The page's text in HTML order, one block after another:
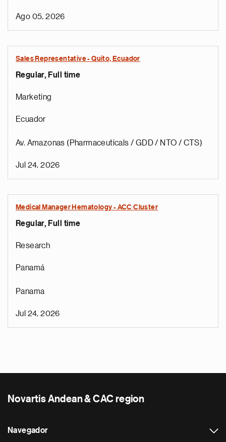
Ago 05, 2026
Sales Representative - Quito, Ecuador
Regular, Full time
Marketing
Ecuador
Av. Amazonas (Pharmaceuticals / GDD / NTO / CTS)
Jul 24, 2026
Medical Manager Hematology - ACC Cluster
Regular, Full time
Research
Panamá
Panama
Jul 24, 2026
Novartis Andean & CAC region
Navegador